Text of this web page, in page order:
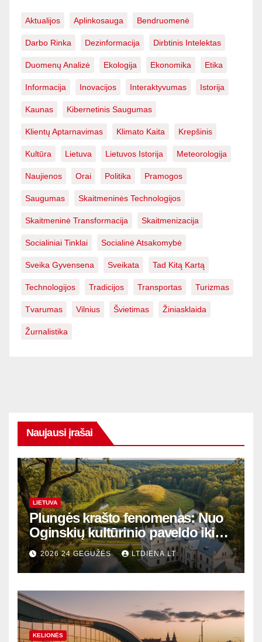
Aktualijos Aplinkosauga Bendruomenė
Darbo Rinka Dezinformacija Dirbtinis Intelektas
Duomenų Analizė Ekologija Ekonomika Etika
Informacija Inovacijos Interaktyvumas Istorija
Kaunas Kibernetinis Saugumas
Klientų Aptarnavimas Klimato Kaita Krepšinis
Kultūra Lietuva Lietuvos Istorija Meteorologija
Naujienos Orai Politika Pramogos
Saugumas Skaitmeninės Technologijos
Skaitmeninė Transformacija Skaitmenizacija
Socialiniai Tinklai Socialinė Atsakomybė
Sveika Gyvensena Sveikata Tad Kitą Kartą
Technologijos Tradicijos Transportas Turizmas
Tvarumas Vilnius Švietimas Žiniasklaida
Žurnalistika
Naujausi įrašai
LIETUVA
Plungės krašto fenomenas: Nuo
Oginskių kultūrinio paveldo iki
Žemaitijos gamtos perlų
2026 24 GEGUŽĖS LTDIENA.LT
KELIONĖS